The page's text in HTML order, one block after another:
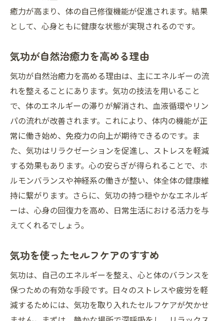
癒力が高まり、体の自己修復機能が促進されます。結果
として、心身ともに健康な状態が実現されるのです。
気功が自然治癒力を高める理由
気功が自然治癒力を高める理由は、主にエネルギーの流
れを整えることにあります。気功の技法を用いること
で、体のエネルギーの滞りが解消され、血液循環やリン
パの流れが改善されます。これにより、体内の機能が正
常に働き始め、免疫力の向上が期待できるのです。ま
た、気功はリラクゼーションを促進し、ストレスを軽減
する効果もあります。心の安らぎが得られることで、ホ
ルモンバランスや神経系の働きが整い、体全体の健康維
持に繋がります。さらに、気功の持つ穏やかなエネルギ
ーは、心身の回復力を高め、日常生活における活力を与
えてくれるでしょう。
気功を使ったセルフケアのすすめ
気功は、自己のエネルギーを整え、心と体のバランスを
保つための有効な手段です。日々のストレスや疲労を軽
減するためには、気功を取り入れたセルフケアが欠かせ